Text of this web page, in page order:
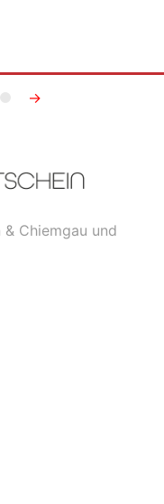
→
Chiemgau und